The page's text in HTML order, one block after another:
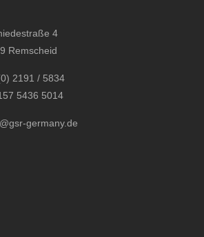
4
Remscheid
2191 / 5834
5436 5014
germany.de